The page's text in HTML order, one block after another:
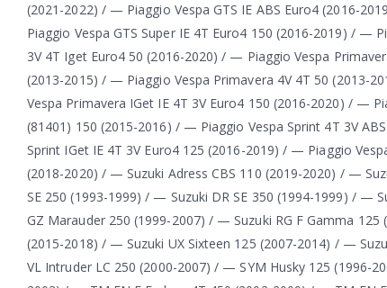
(2021-2022) / — Piaggio Vespa GTS IE ABS Euro4 (2016-
Piaggio Vespa GTS Super IE 4T Euro4 150 (2016-2019) / —
3V 4T Iget Euro4 50 (2016-2020) / — Piaggio Vespa
(2013-2015) / — Piaggio Vespa Primavera 4V 4T 50 (2013-
Vespa Primavera IGet IE 4T 3V Euro4 150 (2016-2020) / —
(81401) 150 (2015-2016) / — Piaggio Vespa Sprint 4T 3V
Sprint IGet IE 4T 3V Euro4 125 (2016-2019) / — Piaggio
(2018-2020) / — Suzuki Adress CBS 110 (2019-2020) / —
SE 250 (1993-1999) / — Suzuki DR SE 350 (1994-1999) / —
GZ Marauder 250 (1999-2007) / — Suzuki RG F Gamma
(2015-2018) / — Suzuki UX Sixteen 125 (2007-2014) / —
VL Intruder LC 250 (2000-2007) / — SYM Husky 125 (1996-